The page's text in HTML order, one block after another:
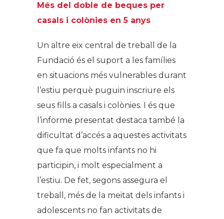
Més del doble de beques per
casals i colònies en 5 anys
Un altre eix central de treball de la
Fundació és el suport a les famílies
en situacions més vulnerables durant
l’estiu perquè puguin inscriure els
seus fills a casals i colònies. I és que
l’informe presentat destaca també la
dificultat d’accés a aquestes activitats
que fa que molts infants no hi
participin, i molt especialment a
l’estiu. De fet, segons assegura el
treball, més de la meitat dels infants i
adolescents no fan activitats de